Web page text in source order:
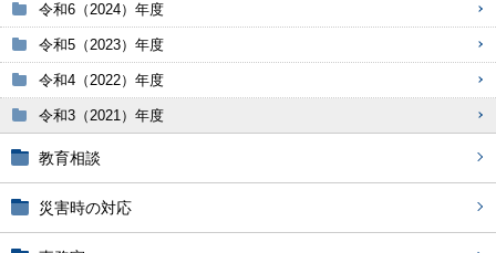
令和6（2024）年度
令和5（2023）年度
令和4（2022）年度
令和3（2021）年度
教育相談
災害時の対応